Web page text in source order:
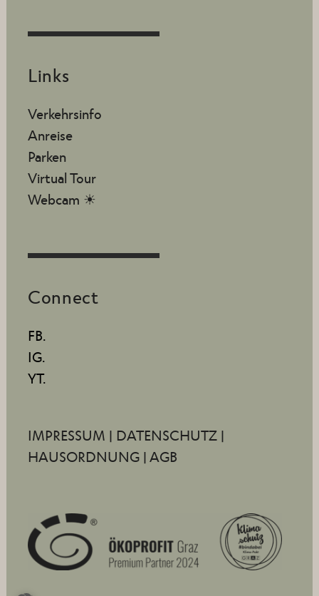
Links
Verkehrsinfo
Anreise
Parken
Virtual Tour
Webcam ☀
Connect
FB.
IG.
YT.
IMPRESSUM | DATENSCHUTZ |
HAUSORDNUNG | AGB